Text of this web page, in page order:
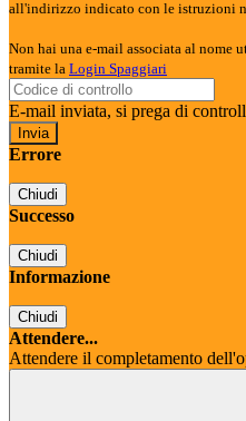
all'indirizzo indicato con le istruzioni
Non hai una e-mail associata al nome
tramite la Login Spaggiari
E-mail inviata, si prega di
Errore
Chiudi
Successo
Chiudi
Informazione
Chiudi
Attendere...
Attendere il completamento